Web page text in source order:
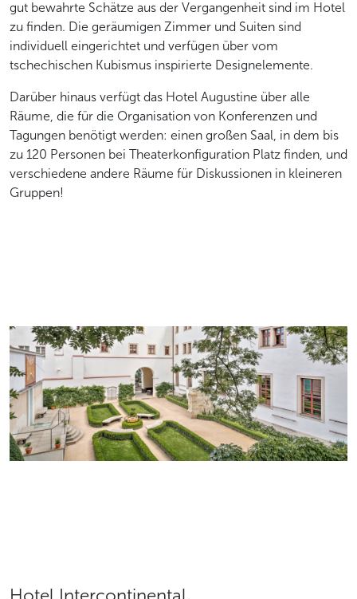
gut bewahrte Schätze aus der Vergangenheit sind im Hotel
zu finden. Die geräumigen Zimmer und Suiten sind
individuell eingerichtet und verfügen über vom
tschechischen Kubismus inspirierte Designelemente.
Darüber hinaus verfügt das Hotel Augustine über alle
Räume, die für die Organisation von Konferenzen und
Tagungen benötigt werden: einen großen Saal, in dem bis
zu 120 Personen bei Theaterkonfiguration Platz finden, und
verschiedene andere Räume für Diskussionen in kleineren
Gruppen!